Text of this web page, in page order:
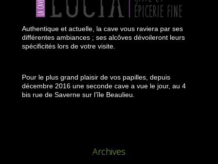
Authentique et actuelle, la cave vous raviera par ses
différentes ambiances ; ses alcôves dévoileront leurs
spécificités lors de votre visite.
Pour le plus grand plaisir de vos papilles, depuis
décembre 2016 une seconde cave a vue le jour, au 4
bis rue de Saverne sur l’île Beaulieu.
Archives